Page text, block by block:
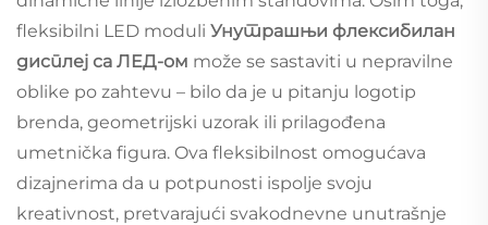
fleksibilni LED moduli Унутрашњи флексибилан
дисплеј са ЛЕД-ом može se sastaviti u nepravilne
oblike po zahtevu – bilo da je u pitanju logotip
brenda, geometrijski uzorak ili prilagođena
umetnička figura. Ova fleksibilnost omogućava
dizajnerima da u potpunosti ispolje svoju
kreativnost, pretvarajući svakodnevne unutrašnje